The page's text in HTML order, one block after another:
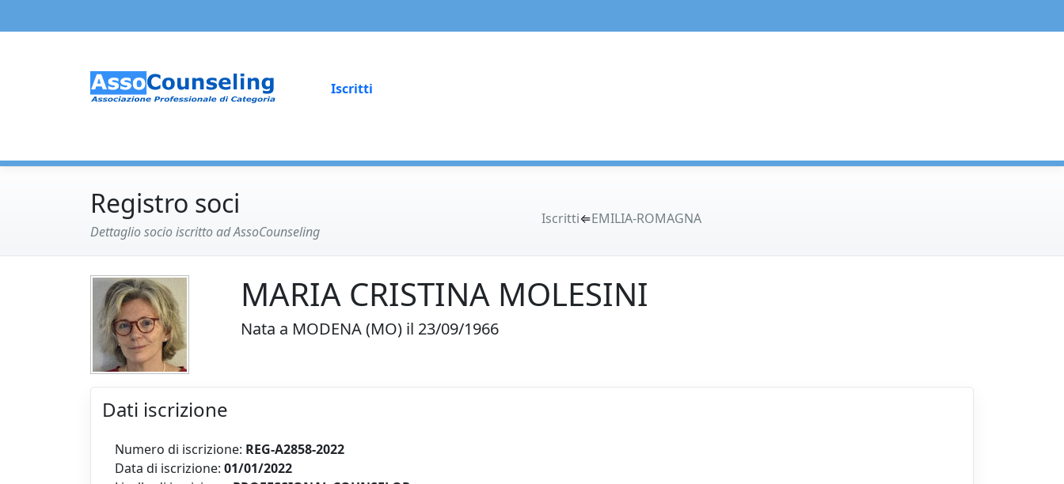
Iscritti
Registro soci
Dettaglio socio iscritto ad AssoCounseling
Iscritti⇐EMILIA-ROMAGNA
MARIA CRISTINA MOLESINI
Nata a MODENA (MO) il 23/09/1966
Dati iscrizione
Numero di iscrizione: REG-A2858-2022
Data di iscrizione: 01/01/2022